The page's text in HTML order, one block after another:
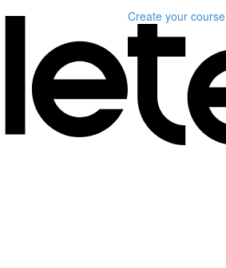
Create your course